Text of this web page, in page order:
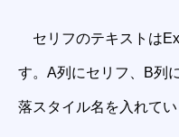
セリフのテキストは
す。A列にセリフ、B列
落スタイル名を入れてい